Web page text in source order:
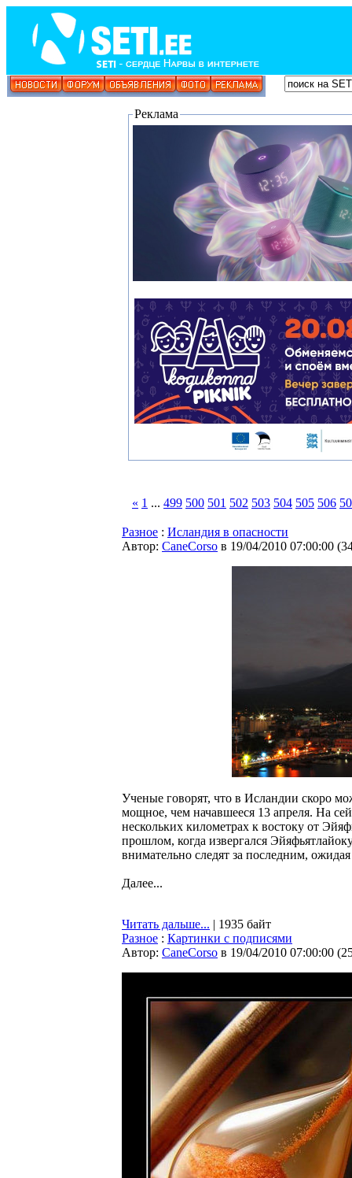
Реклама
« 1 ... 499 500 501 502 503 504 505 506
Разное : Исландия в опасности
Автор: CaneCorso в 19/04/2010 07:00:00 (
Ученые говорят, что в Исландии скоро
мощное, чем начавшееся 13 апреля. На
нескольких километрах к востоку от
прошлом, когда извергался
внимательно следят за последним,
Далее...
Читать дальше... | 1935 байт
Разное : Картинки с подписями
Автор: CaneCorso в 19/04/2010 07:00:00 (